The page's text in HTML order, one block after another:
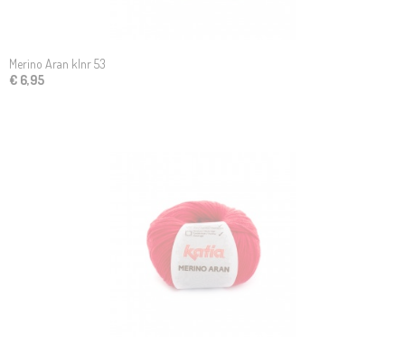
Merino Aran klnr 53
€ 6,95